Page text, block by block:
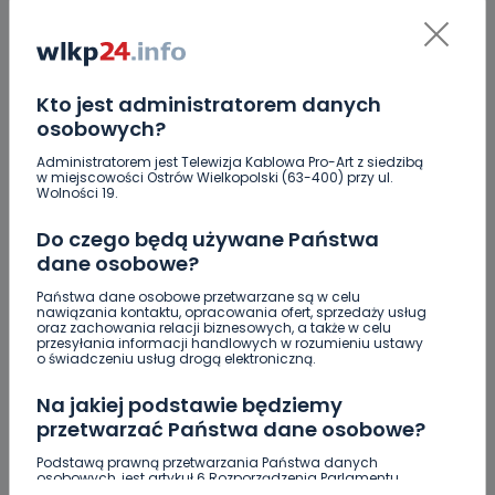
Kto jest administratorem danych
osobowych?
Administratorem jest Telewizja Kablowa Pro-Art z siedzibą
w miejscowości Ostrów Wielkopolski (63-400) przy ul.
Wolności 19.
Do czego będą używane Państwa
dane osobowe?
Państwa dane osobowe przetwarzane są w celu
nawiązania kontaktu, opracowania ofert, sprzedaży usług
oraz zachowania relacji biznesowych, a także w celu
przesyłania informacji handlowych w rozumieniu ustawy
o świadczeniu usług drogą elektroniczną.
Na jakiej podstawie będziemy
przetwarzać Państwa dane osobowe?
Podstawą prawną przetwarzania Państwa danych
osobowych, jest artykuł 6 Rozporządzenia Parlamentu
Syn Państwa
Nowickich
19.07.2026 14:00
Nel Sidor
21.07.2026 08:37
Leo Kardas